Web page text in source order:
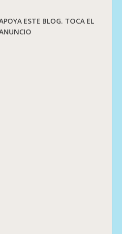
ESTE BLOG. TOCA EL